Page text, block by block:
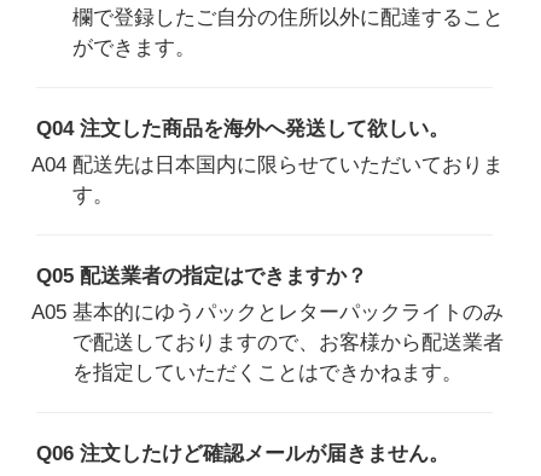
欄で登録したご自分の住所以外に配達すること
ができます。
Q04 注文した商品を海外へ発送して欲しい。
A04 配送先は日本国内に限らせていただいておりま
す。
Q05 配送業者の指定はできますか？
A05 基本的にゆうパックとレターパックライトのみ
で配送しておりますので、お客様から配送業者
を指定していただくことはできかねます。
Q06 注文したけど確認メールが届きません。